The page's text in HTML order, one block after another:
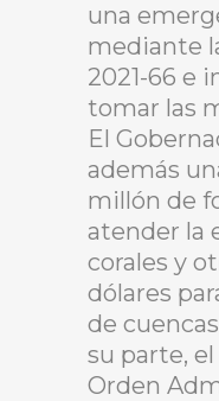
una
mediante
2021-66 e
tomar las
El
además
millón de
atender la
corales y
dólares
de
su parte,
Orden